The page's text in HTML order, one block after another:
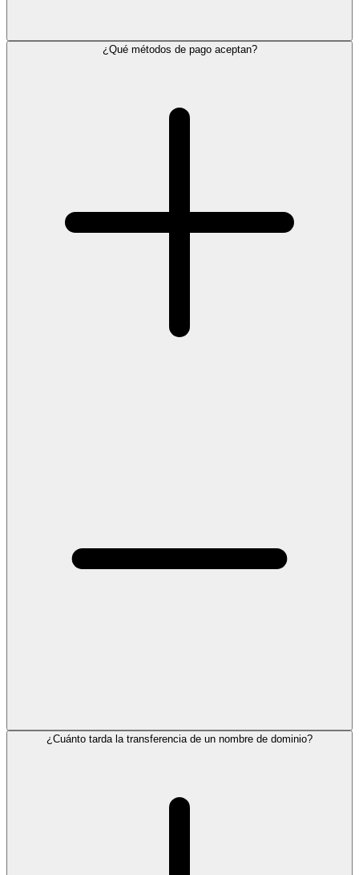
¿Qué métodos de pago aceptan?
¿Cuánto tarda la transferencia de un nombre de dominio?